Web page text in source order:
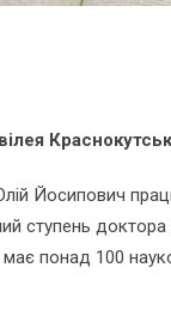
Йосипович
ступень доктора
має понад 100